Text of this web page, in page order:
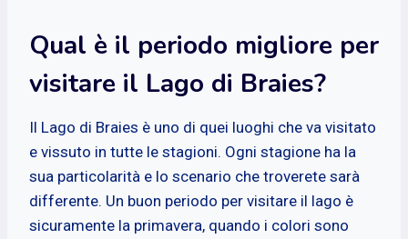
Qual è il periodo migliore per
visitare il Lago di Braies?
Il Lago di Braies è uno di quei luoghi che va visitato
e vissuto in tutte le stagioni. Ogni stagione ha la
sua particolarità e lo scenario che troverete sarà
differente. Un buon periodo per visitare il lago è
sicuramente la primavera, quando i colori sono